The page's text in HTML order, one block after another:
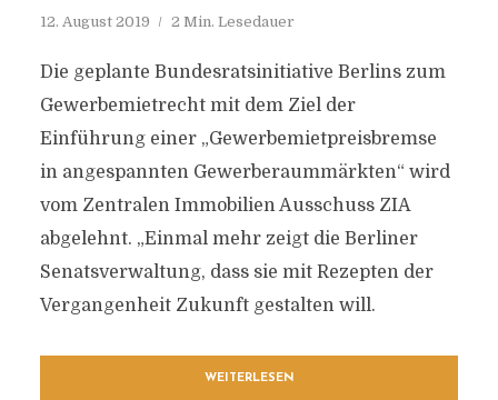
12. August 2019 2 Min. Lesedauer
Die geplante Bundesratsinitiative Berlins zum
Gewerbemietrecht mit dem Ziel der
Einführung einer „Gewerbemietpreisbremse
in angespannten Gewerberaummärkten“ wird
vom Zentralen Immobilien Ausschuss ZIA
abgelehnt. „Einmal mehr zeigt die Berliner
Senatsverwaltung, dass sie mit Rezepten der
Vergangenheit Zukunft gestalten will.
WEITERLESEN